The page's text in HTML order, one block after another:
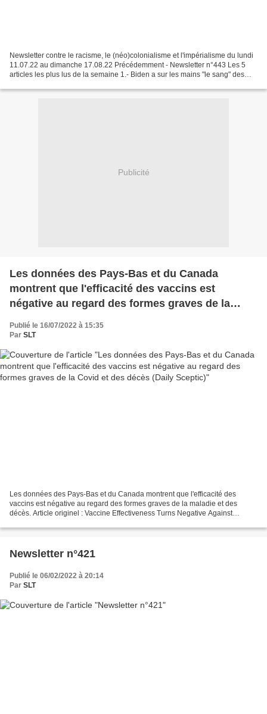
Newsletter contre le racisme, le (néo)colonialisme et l'impérialisme du lundi
11.07.22 au dimanche 17.08.22 Précédemment - Newsletter n°443 Les 5
articles les plus lus de la semaine 1.- Biden a sur les mains "le sang" des
Publicité
Les données des Pays-Bas et du Canada
montrent que l'efficacité des vaccins est
négative au regard des formes graves de la
Publié le 16/07/2022 à 15:35
Par SLT
Les données des Pays-Bas et du Canada montrent que l'efficacité des
vaccins est négative au regard des formes graves de la maladie et des
décès. Article originel : Vaccine Effectiveness Turns Negative Against
Newsletter n°421
Publié le 06/02/2022 à 20:14
Par SLT